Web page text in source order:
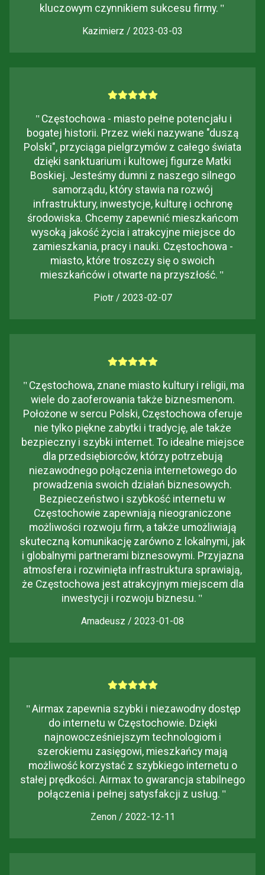
kluczowym czynnikiem sukcesu firmy. "
Kazimierz / 2023-03-03
" Częstochowa - miasto pełne potencjału i
bogatej historii. Przez wieki nazywane "duszą
Polski", przyciąga pielgrzymów z całego świata
dzięki sanktuarium i kultowej figurze Matki
Boskiej. Jesteśmy dumni z naszego silnego
samorządu, który stawia na rozwój
infrastruktury, inwestycje, kulturę i ochronę
środowiska. Chcemy zapewnić mieszkańcom
wysoką jakość życia i atrakcyjne miejsce do
zamieszkania, pracy i nauki. Częstochowa -
miasto, które troszczy się o swoich
mieszkańców i otwarte na przyszłość. "
Piotr / 2023-02-07
" Częstochowa, znane miasto kultury i religii, ma
wiele do zaoferowania także biznesmenom.
Położone w sercu Polski, Częstochowa oferuje
nie tylko piękne zabytki i tradycję, ale także
bezpieczny i szybki internet. To idealne miejsce
dla przedsiębiorców, którzy potrzebują
niezawodnego połączenia internetowego do
prowadzenia swoich działań biznesowych.
Bezpieczeństwo i szybkość internetu w
Częstochowie zapewniają nieograniczone
możliwości rozwoju firm, a także umożliwiają
skuteczną komunikację zarówno z lokalnymi, jak
i globalnymi partnerami biznesowymi. Przyjazna
atmosfera i rozwinięta infrastruktura sprawiają,
że Częstochowa jest atrakcyjnym miejscem dla
inwestycji i rozwoju biznesu. "
Amadeusz / 2023-01-08
"Airmax zapewnia szybki i niezawodny dostęp
do internetu w Częstochowie. Dzięki
najnowocześniejszym technologiom i
szerokiemu zasięgowi, mieszkańcy mają
możliwość korzystać z szybkiego internetu o
stałej prędkości. Airmax to gwarancja stabilnego
połączenia i pełnej satysfakcji z usług. "
Zenon / 2022-12-11